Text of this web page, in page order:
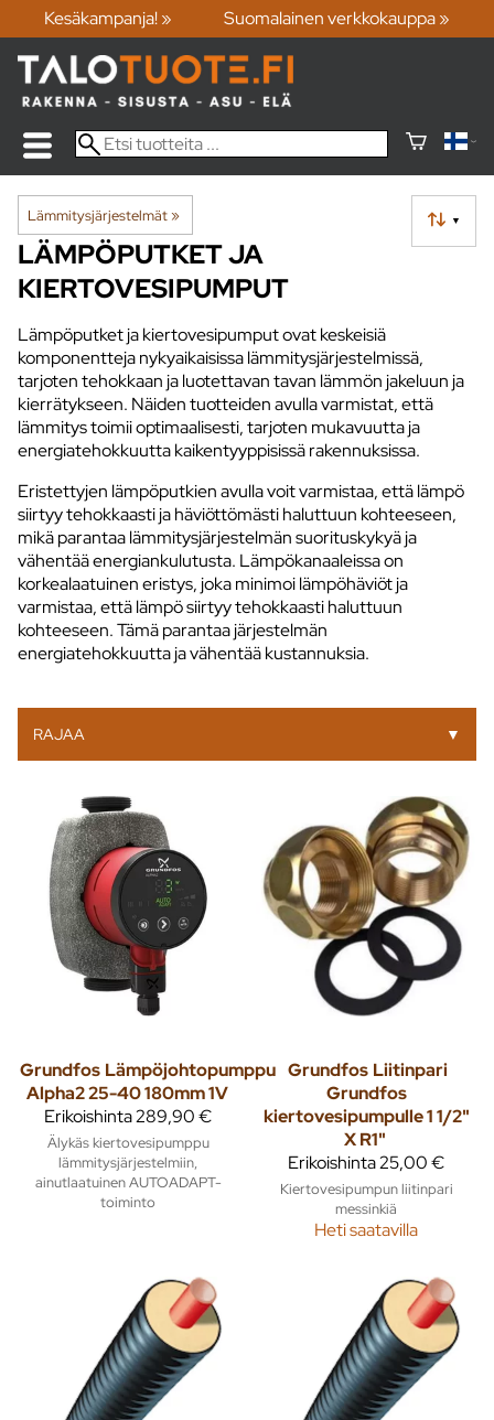
Kesäkampanja! » Suomalainen verkkokauppa »
Lämmitysjärjestelmät‪» ▼
LÄMPÖPUTKET JA
KIERTOVESIPUMPUT
Lämpöputket ja kiertovesipumput ovat keskeisiä
komponentteja nykyaikaisissa lämmitysjärjestelmissä,
tarjoten tehokkaan ja luotettavan tavan lämmön jakeluun ja
kierrätykseen. Näiden tuotteiden avulla varmistat, että
lämmitys toimii optimaalisesti, tarjoten mukavuutta ja
energiatehokkuutta kaikentyyppisissä rakennuksissa.
Eristettyjen lämpöputkien avulla voit varmistaa, että lämpö
siirtyy tehokkaasti ja häviöttömästi haluttuun kohteeseen,
mikä parantaa lämmitysjärjestelmän suorituskykyä ja
vähentää energiankulutusta. Lämpökanaaleissa on
korkealaatuinen eristys, joka minimoi lämpöhäviöt ja
varmistaa, että lämpö siirtyy tehokkaasti haluttuun
kohteeseen. Tämä parantaa järjestelmän
energiatehokkuutta ja vähentää kustannuksia.
RAJAA ▼
Grundfos Lämpöjohtopumppu
Alpha2 25-40 180mm 1V
Erikoishinta289,90 €
Älykäs kiertovesipumppu
lämmitysjärjestelmiin,
ainutlaatuinen AUTOADAPT-
toiminto
Grundfos Liitinpari
Grundfos
kiertovesipumpulle 1 1/2"
X R1"
Erikoishinta25,00 €
Kiertovesipumpun liitinpari
messinkiä
Heti saatavilla